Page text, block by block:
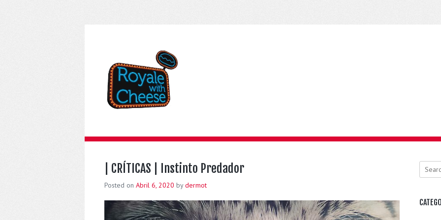
| CRÍTICAS | Instinto Predador
Posted on Abril 6, 2020 bydermot
Search